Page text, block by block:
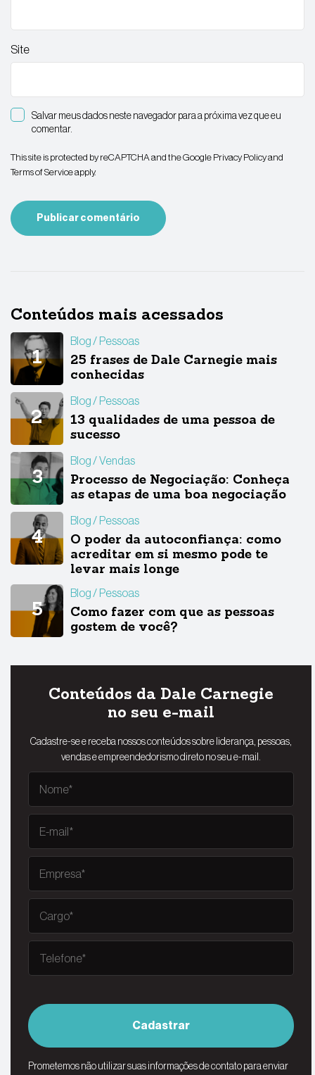
Site
Salvar meus dados neste navegador para a próxima vez que eu
comentar.
This site is protected by reCAPTCHA and the Google Privacy Policyand
Terms of Serviceapply.
Conteúdos mais acessados
Blog Pessoas
25 frases de Dale Carnegie mais
conhecidas
Blog Pessoas
13 qualidades de uma pessoa de
sucesso
Blog Vendas
Processo de Negociação: Conheça
as etapas de uma boa negociação
Blog Pessoas
O poder da autoconfiança: como
acreditar em si mesmo pode te
levar mais longe
Blog Pessoas
Como fazer com que as pessoas
gostem de você?
Conteúdos da Dale Carnegie
no seu e-mail
Cadastre-se e receba nossos conteúdos sobre liderança, pessoas,
vendas e empreendedorismo direto no seu e-mail.
Cadastrar
Prometemos não utilizar suas informações de contato para enviar